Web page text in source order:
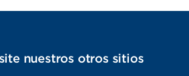
nuestros otros sitios